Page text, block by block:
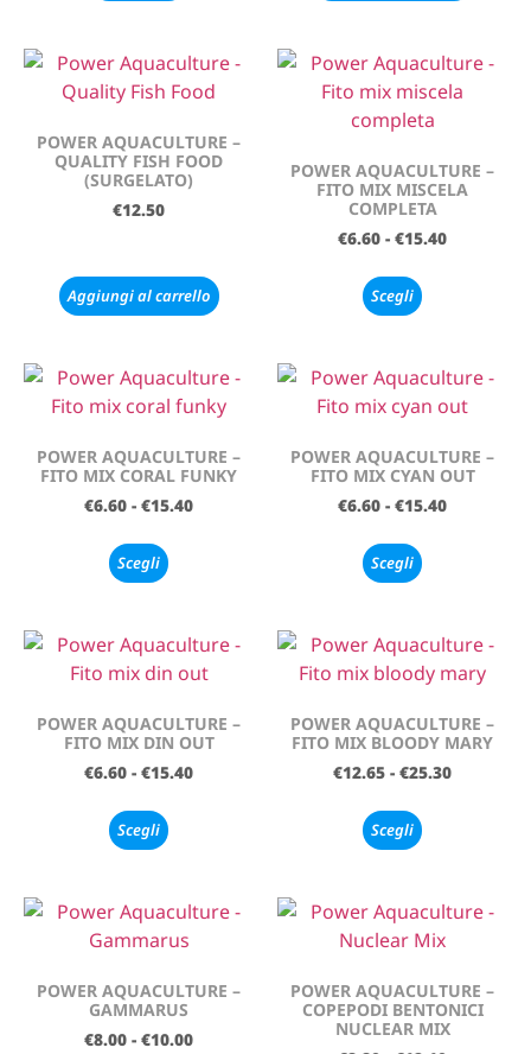
POWER AQUACULTURE –
QUALITY FISH FOOD
(SURGELATO)
€12.50
Aggiungi al carrello
POWER AQUACULTURE –
FITO MIX MISCELA
COMPLETA
€6.60 - €15.40
Scegli
POWER AQUACULTURE –
FITO MIX CORAL FUNKY
€6.60 - €15.40
Scegli
POWER AQUACULTURE –
FITO MIX CYAN OUT
€6.60 - €15.40
Scegli
POWER AQUACULTURE –
FITO MIX DIN OUT
€6.60 - €15.40
Scegli
POWER AQUACULTURE –
FITO MIX BLOODY MARY
€12.65 - €25.30
Scegli
POWER AQUACULTURE –
GAMMARUS
€8.00 - €10.00
POWER AQUACULTURE –
COPEPODI BENTONICI
NUCLEAR MIX